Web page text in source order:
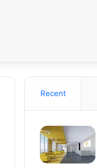
Recent